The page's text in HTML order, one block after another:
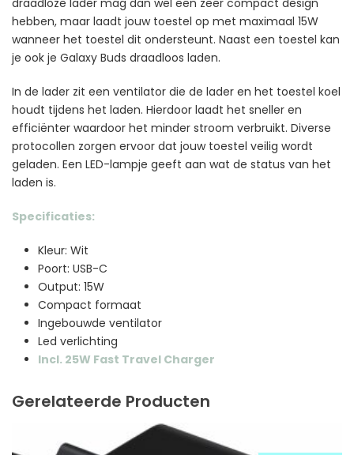
draadloze lader mag dan wel een zeer compact design
hebben, maar laadt jouw toestel op met maximaal 15W
wanneer het toestel dit ondersteunt. Naast een toestel kan
je ook je Galaxy Buds draadloos laden.
In de lader zit een ventilator die de lader en het toestel koel
houdt tijdens het laden. Hierdoor laadt het sneller en
efficiënter waardoor het minder stroom verbruikt. Diverse
protocollen zorgen ervoor dat jouw toestel veilig wordt
geladen. Een LED-lampje geeft aan wat de status van het
laden is.
Specificaties:
Kleur: Wit
Poort: USB-C
Output: 15W
Compact formaat
Ingebouwde ventilator
Led verlichting
Incl. 25W Fast Travel Charger
Gerelateerde Producten